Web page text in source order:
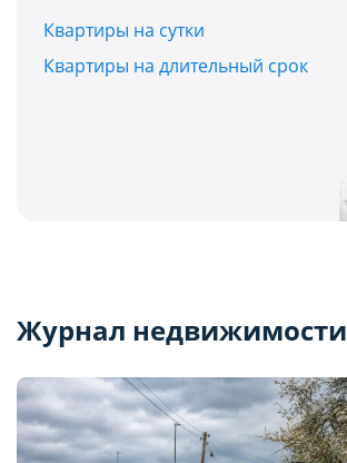
Квартиры на сутки
Квартиры на длительный срок
Журнал недвижимости